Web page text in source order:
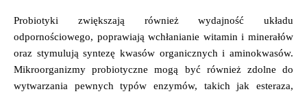
Probiotyki zwiększają również wydajność układu
odpornościowego, poprawiają wchłanianie witamin i minerałów
oraz stymulują syntezę kwasów organicznych i aminokwasów.
Mikroorganizmy probiotyczne mogą być również zdolne do
wytwarzania pewnych typów enzymów, takich jak esteraza,